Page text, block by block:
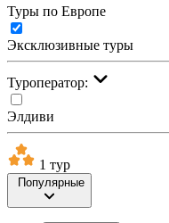
Туры по Европе
Эксклюзивные туры
Туроператор:
Элдиви
1 тур
Популярные